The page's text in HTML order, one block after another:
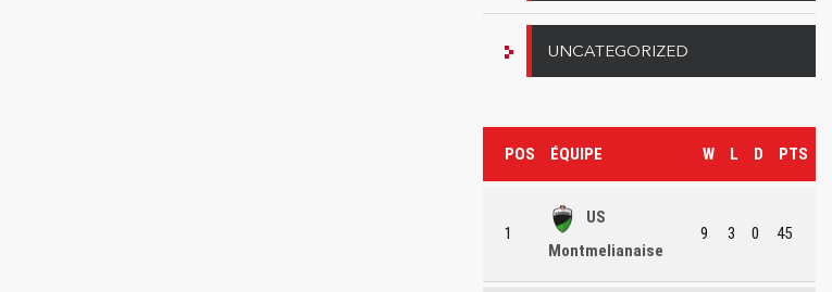
UNCATEGORIZED
POS ÉQUIPE W L D PTS
1
US
Montmelianaise
9 3 0 45